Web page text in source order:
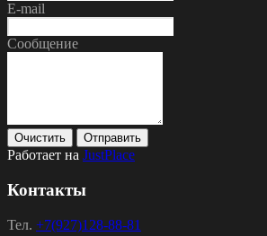
E-mail
Сообщение
Очистить Отправить
Работает на JustPlace
Контакты
Тел. +7(927)128-88-81